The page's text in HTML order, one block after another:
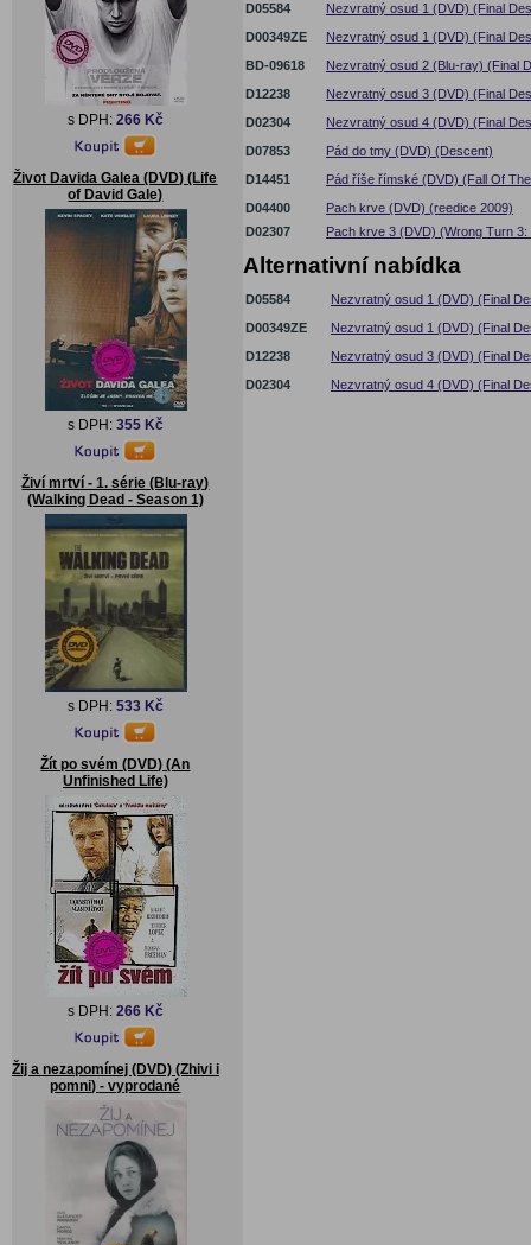
s DPH: 266 Kč
Život Davida Galea (DVD) (Life
of David Gale)
s DPH: 355 Kč
Živí mrtví - 1. série (Blu-ray)
(Walking Dead - Season 1)
s DPH: 533 Kč
Žít po svém (DVD) (An
Unfinished Life)
s DPH: 266 Kč
Žij a nezapomínej (DVD) (Zhivi i
pomni) - vyprodané
D05584
Nezvratný osud 1 (DVD) (Final
D00349ZE
Nezvratný osud 1 (DVD) (Final
BD-09618
Nezvratný osud 2 (Blu-ray) (Final
D12238
Nezvratný osud 3 (DVD) (Final
D02304
Nezvratný osud 4 (DVD) (Final
D07853
Pád do tmy (DVD) (Descent)
D14451
Pád říše římské (DVD) (Fall Of
D04400
Pach krve (DVD) (reedice 2009)
D02307
Pach krve 3 (DVD) (Wrong Turn
Alternativní nabídka
D05584
Nezvratný osud 1 (DVD) (Final
D00349ZE
Nezvratný osud 1 (DVD) (Final
D12238
Nezvratný osud 3 (DVD) (Final
D02304
Nezvratný osud 4 (DVD) (Final